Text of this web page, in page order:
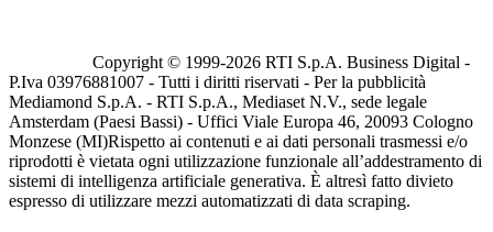
Copyright © 1999-2026 RTI S.p.A. Business Digital -
P.Iva 03976881007 - Tutti i diritti riservati - Per la pubblicità
Mediamond S.p.A. - RTI S.p.A., Mediaset N.V., sede legale
Amsterdam (Paesi Bassi) - Uffici Viale Europa 46, 20093 Cologno
Monzese (MI)Rispetto ai contenuti e ai dati personali trasmessi e/o
riprodotti è vietata ogni utilizzazione funzionale all’addestramento di
sistemi di intelligenza artificiale generativa. È altresì fatto divieto
espresso di utilizzare mezzi automatizzati di data scraping.